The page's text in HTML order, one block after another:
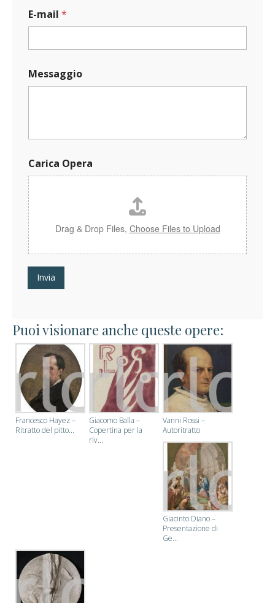
E-mail *
Messaggio
a
r
i
c
a
O
p
e
a
Carica Opera
Drag & Drop Files, Choose Files to Upload
Invia
Puoi visionare anche queste opere:
Francesco Hayez –
Ritratto del pitto...
Giacomo Balla –
Copertina per la
riv...
Vanni Rossi –
Autoritratto
Giacinto Diano –
Presentazione di
Ge...